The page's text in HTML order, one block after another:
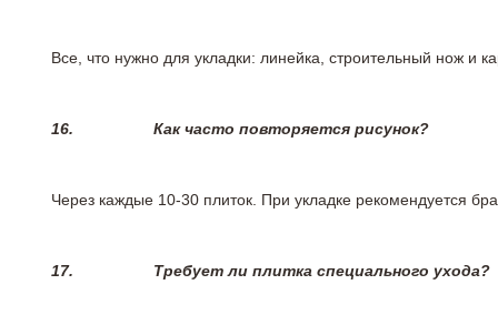
Все, что нужно для укладки: линейка, строительный нож и
16. Как часто повторяется рисунок?
Через каждые 10-30 плиток. При укладке рекомендуется
17. Требует ли плитка специального ухода?